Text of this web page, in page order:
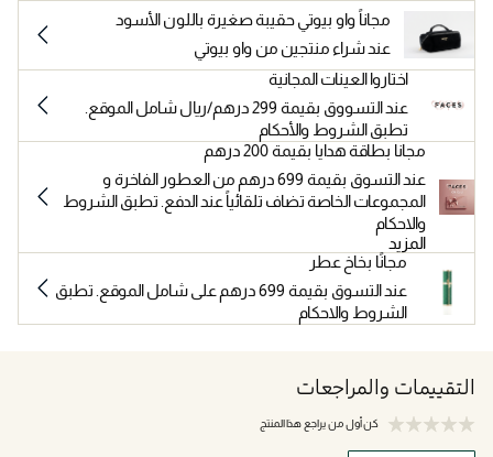
مجاناً واو بيوتي حقيبة صغيرة باللون الأسود
عند شراء منتجين من واو بيوتي
اختاروا العينات المجانية
عند التسووق بقيمة 299 درهم/ريال شامل الموقع.
تطبق الشروط والأحكام
مجانا بطاقة هدايا بقيمة 200 درهم
عند التسوق بقيمة 699 درهم من العطور الفاخرة و
المجموعات الخاصة تضاف تلقائياً عند الدفع. تطبق الشروط
والاحكام
المزيد
مجانًا بخاخ عطر
عند التسوق بقيمة 699 درهم على شامل الموقع. تطبق
الشروط والاحكام
التقييمات والمراجعات
كن أول من يراجع هذا المنتج